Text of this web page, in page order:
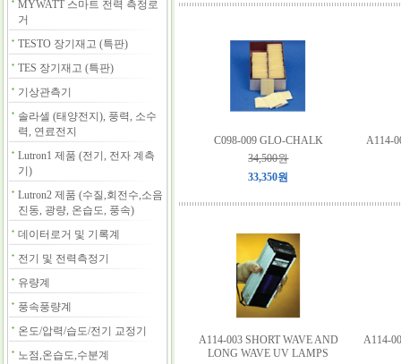
MYWATT 스마트 전력 측정로
거
TESTO 장기재고 (특판)
TES 장기재고 (특판)
기상관측기
솔라셀 (태양전지), 풍력, 소수
력, 연료전지
Lutron1 제품 (전기, 전자 계측
기)
Lutron2 제품 (수질,회전수,소음
진동, 광량, 온습도, 풍속)
데이터로거 및 기록계
전기 및 전력측정기
유량계
풍속풍량계
온도/압력/습도/전기 교정기
노점,온습도,수분계
C098-009 GLO-CHALK
34,500원
33,350원
A114-
A114-003 SHORT WAVE AND
LONG WAVE UV LAMPS
A114-